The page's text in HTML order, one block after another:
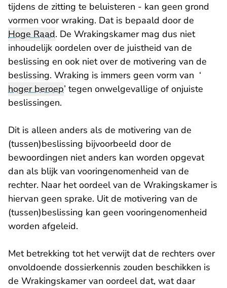
tijdens de zitting te beluisteren - kan geen grond
vormen voor wraking. Dat is bepaald door de
Hoge Raad. De Wrakingskamer mag dus niet
inhoudelijk oordelen over de juistheid van de
beslissing en ook niet over de motivering van de
beslissing. Wraking is immers geen vorm van ‘
hoger beroep’ tegen onwelgevallige of onjuiste
beslissingen.
Dit is alleen anders als de motivering van de
(tussen)beslissing bijvoorbeeld door de
bewoordingen niet anders kan worden opgevat
dan als blijk van vooringenomenheid van de
rechter. Naar het oordeel van de Wrakingskamer is
hiervan geen sprake. Uit de motivering van de
(tussen)beslissing kan geen vooringenomenheid
worden afgeleid.
Met betrekking tot het verwijt dat de rechters over
onvoldoende dossierkennis zouden beschikken is
de Wrakingskamer van oordeel dat, wat daar